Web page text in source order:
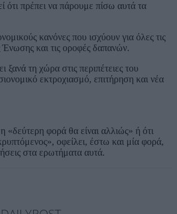
ότι πρέπει να πάρουμε πίσω αυτά τα
κανόνες που ισχύουν για όλες τις
και τις οροφές δαπανών.
ξανά τη χώρα στις περιπέτειες του
εκτροχιασμό, επιτήρηση και νέα
«δεύτερη φορά θα είναι αλλιώς» ή ότι
οφείλει, έστω και μία φορά,
στα ερωτήματα αυτά.